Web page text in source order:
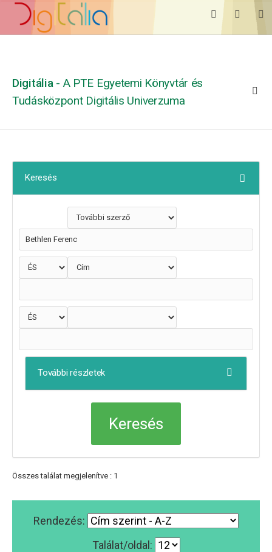
Digitália - A PTE Egyetemi Könyvtár és
Tudásközpont Digitális Univerzuma
Keresés
További részletek
Összes találat megjelenítve : 1
Rendezés:
Találat/oldal: